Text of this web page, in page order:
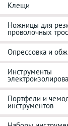
Клещи
Ножницы для
проволочных
Опрессовка и
Инструменты
Портфели и
инструментов